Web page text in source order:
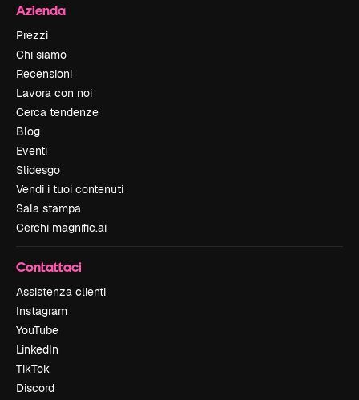
Azienda
Prezzi
Chi siamo
Recensioni
Lavora con noi
Cerca tendenze
Blog
Eventi
Slidesgo
Vendi i tuoi contenuti
Sala stampa
Cerchi magnific.ai
Contattaci
Assistenza clienti
Instagram
YouTube
LinkedIn
TikTok
Discord